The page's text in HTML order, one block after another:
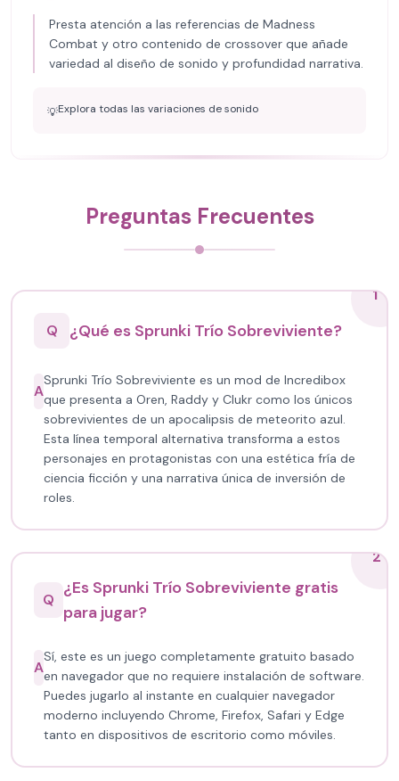
Presta atención a las referencias de Madness
Combat y otro contenido de crossover que añade
variedad al diseño de sonido y profundidad narrativa.
💡Explora todas las variaciones de sonido
Preguntas Frecuentes
1
Q
¿Qué es Sprunki Trío Sobreviviente?
A
Sprunki Trío Sobreviviente es un mod de Incredibox
que presenta a Oren, Raddy y Clukr como los únicos
sobrevivientes de un apocalipsis de meteorito azul.
Esta línea temporal alternativa transforma a estos
personajes en protagonistas con una estética fría de
ciencia ficción y una narrativa única de inversión de
roles.
2
Q
¿Es Sprunki Trío Sobreviviente gratis
para jugar?
A
Sí, este es un juego completamente gratuito basado
en navegador que no requiere instalación de software.
Puedes jugarlo al instante en cualquier navegador
moderno incluyendo Chrome, Firefox, Safari y Edge
tanto en dispositivos de escritorio como móviles.